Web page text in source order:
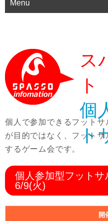
Menu
ス
ト
個
ト
個人で参加できるフット
が目的ではなく、フット
するゲーム会です。
個人参加型フット
6/9(火)
開